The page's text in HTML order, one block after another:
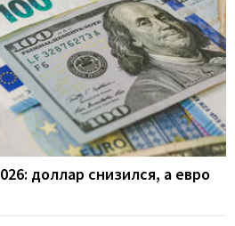
доллар снизился, а евро